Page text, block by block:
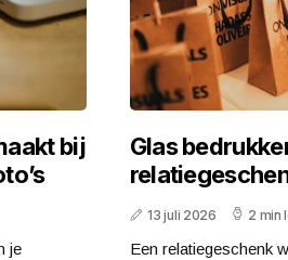
bij
je
Glas
13 juli 2026 2 min
Een relatiegeschenk